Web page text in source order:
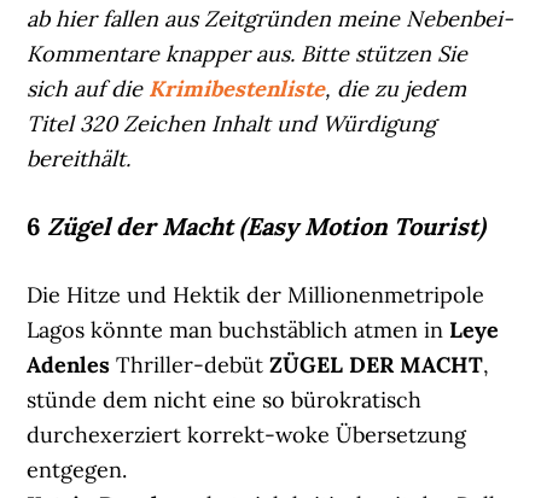
ab hier fallen aus Zeitgründen meine Nebenbei-
Kommentare knapper aus. Bitte stützen Sie
sich auf die Krimibestenliste, die zu jedem
Titel 320 Zeichen Inhalt und Würdigung
bereithält.
6 Zügel der Macht (Easy Motion Tourist)
Die Hitze und Hektik der Millionenmetripole
Lagos könnte man buchstäblich atmen inLeye
AdenlesThriller-debütZÜGEL DER MACHT,
stünde dem nicht eine so bürokratisch
durchexerziert korrekt-woke Übersetzung
entgegen.